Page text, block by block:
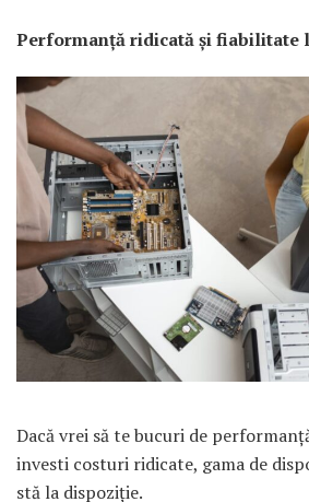
Performanță ridicată și fiabilitate
Dacă vrei să te bucuri de
investi costuri ridicate, gama de
stă la dispoziție.